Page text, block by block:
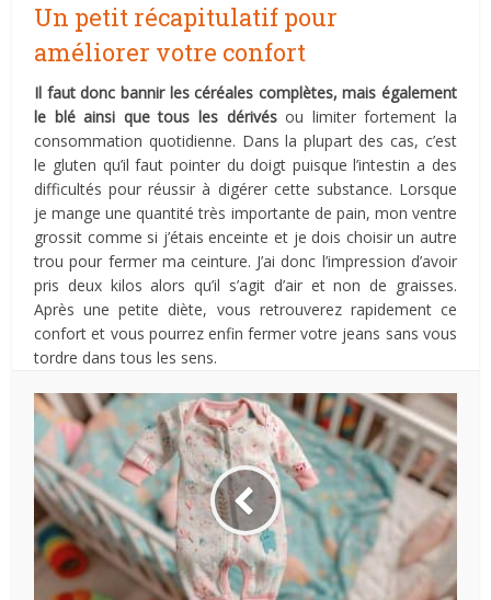
Un petit récapitulatif pour
améliorer votre confort
Il faut donc bannir les céréales complètes, mais également
le blé ainsi que tous les dérivésou limiter fortement la
consommation quotidienne. Dans la plupart des cas, c’est
le gluten qu’il faut pointer du doigt puisque l’intestin a des
difficultés pour réussir à digérer cette substance. Lorsque
je mange une quantité très importante de pain, mon ventre
grossit comme si j’étais enceinte et je dois choisir un autre
trou pour fermer ma ceinture. J’ai donc l’impression d’avoir
pris deux kilos alors qu’il s’agit d’air et non de graisses.
Après une petite diète, vous retrouverez rapidement ce
confort et vous pourrez enfin fermer votre jeans sans vous
tordre dans tous les sens.